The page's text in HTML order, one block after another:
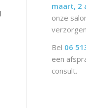
maart, 2
onze
Bel 06
een
consult.